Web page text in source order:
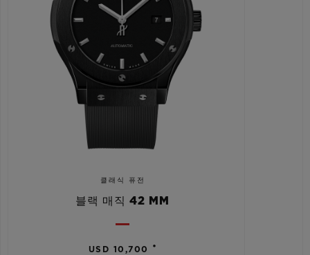
클래식 퓨전
블랙 매직 42 MM
USD 10,700 •